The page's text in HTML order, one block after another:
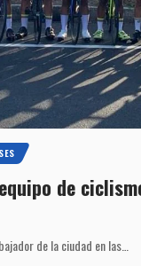
de
de la ciudad en las…